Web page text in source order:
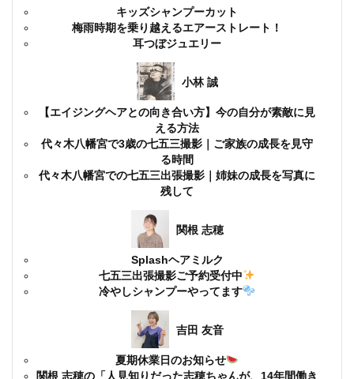
キッズシャンプーカット
梅雨時期を乗り越えるエアーストレート！
耳つぼジュエリー
小林 誠
【エイジングヘアとの向き合い方】今の自分が素敵に見
える方法
代々木八幡宮で3歳の七五三撮影｜ご家族の成長を見守
る時間
代々木八幡宮での七五三出張撮影｜姉妹の成長を写真に
残して
関根 志穂
Splashヘアミルク
七五三出張撮影ご予約受付中
冷やしシャンプーやってます
吉田 友音
夏期休業日のお知らせ
関根 志穂の「人見知りだった志穂ちゃんが、14年間働き